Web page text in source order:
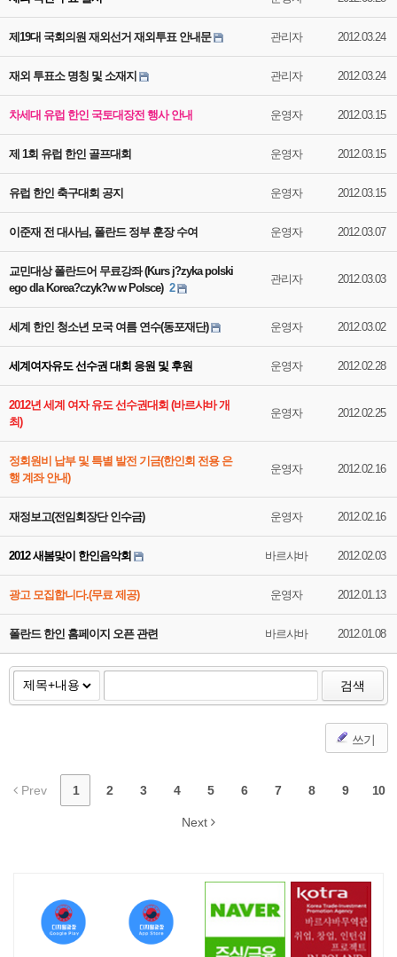
제19대 국회의원 재외선거 재외투표 안내문 관리자 2012.03.24
재외 투표소 명칭 및 소재지 관리자 2012.03.24
차세대 유럽 한인 국토대장전 행사 안내 운영자 2012.03.15
제 1회 유럽 한인 골프대회 운영자 2012.03.15
유럽 한인 축구대회 공지 운영자 2012.03.15
이준재 전 대사님, 폴란드 정부 훈장 수여 운영자 2012.03.07
교민대상 폴란드어 무료강좌 (Kurs j?zyka polski
ego dla Korea?czyk?w w Polsce) 2
관리자 2012.03.03
세계 한인 청소년 모국 여름 연수(동포재단) 운영자 2012.03.02
세계여자유도 선수권 대회 응원 및 후원 운영자 2012.02.28
2012년 세계 여자 유도 선수권대회 (바르샤바 개
최)
운영자 2012.02.25
정회원비 납부 및 특별 발전 기금(한인회 전용 은
행 계좌 안내)
운영자 2012.02.16
재정보고(전임회장단 인수금) 운영자 2012.02.16
2012 새봄맞이 한인음악회 바르샤바 2012.02.03
광고 모집합니다.(무료 제공) 운영자 2012.01.13
폴란드 한인 홈페이지 오픈 관련 바르샤바 2012.01.08
검색
쓰기
Prev 1 2 3 4 5 6 7 8 9 10
Next